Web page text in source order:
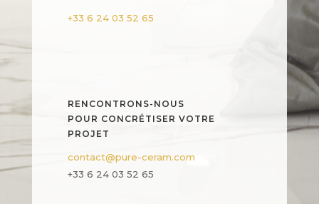
+33 6 24 03 52 65
RENCONTRONS-NOUS
POUR CONCRÉTISER VOTRE
PROJET
contact@pure-ceram.com
+33 6 24 03 52 65